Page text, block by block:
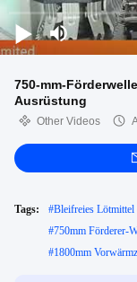
750-mm-
Ausrüstung
Other Videos
Tags: #Bleifreies
#750mm Förderer-
#1800mm